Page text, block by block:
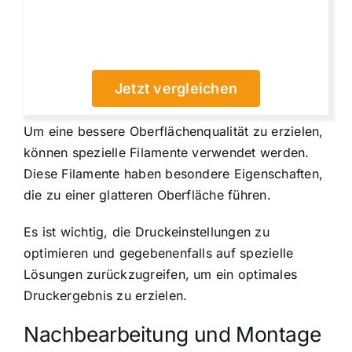
Jetzt vergleichen
Um eine bessere Oberflächenqualität zu erzielen,
können spezielle Filamente verwendet werden.
Diese Filamente haben besondere Eigenschaften,
die zu einer glatteren Oberfläche führen.
Es ist wichtig, die Druckeinstellungen zu
optimieren und gegebenenfalls auf spezielle
Lösungen zurückzugreifen, um ein optimales
Druckergebnis zu erzielen.
Nachbearbeitung und Montage